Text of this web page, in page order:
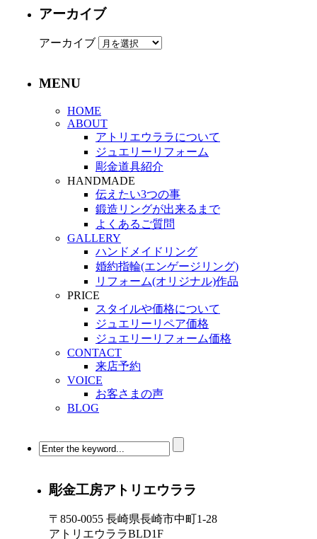
アーカイブ
アーカイブ
MENU
HOME
ABOUT
アトリエウララについて
ジュエリーリフォーム
彫金道具紹介
HANDMADE
伝えたい3つの事
鍛造リングが出来るまで
よくあるご質問
GALLERY
ハンドメイドリング
婚約指輪(エンゲージリング)
リフォーム(オリジナル)作品
PRICE
スタイルや価格について
ジュエリーリペア価格
ジュエリーリフォーム価格
CONTACT
来店予約
VOICE
お客さまの声
BLOG
彫金工房アトリエウララ
〒850-0055 長崎県長崎市中町1-28
アトリエウララBLD1F